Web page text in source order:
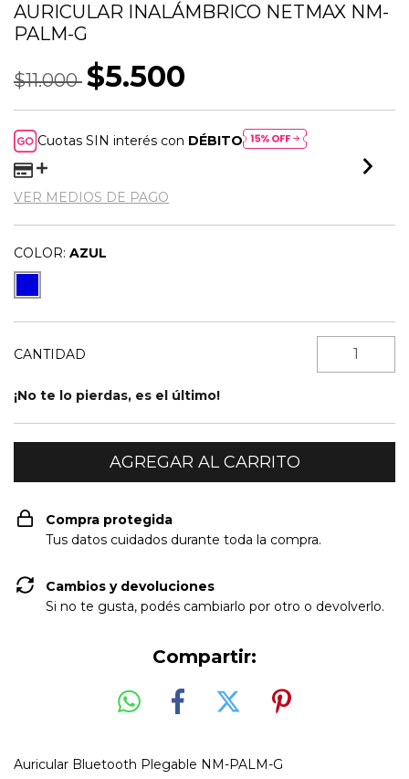
AURICULAR INALÁMBRICO NETMAX NM-
PALM-G
$11.000 $5.500
Cuotas SIN interés con DÉBITO
VER MEDIOS DE PAGO
COLOR: AZUL
CANTIDAD
¡No te lo pierdas, es el último!
Compra protegida
Tus datos cuidados durante toda la compra.
Cambios y devoluciones
Si no te gusta, podés cambiarlo por otro o devolverlo.
Compartir:
Auricular Bluetooth Plegable NM-PALM-G